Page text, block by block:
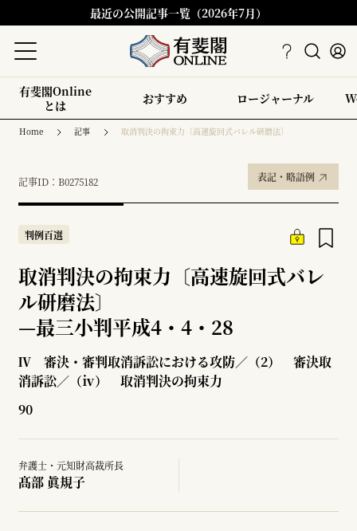
最近の公開記事一覧（2026年7月）
有斐閣Online
とは
おすすめ ロージャーナル
Home 記事 取消判決の拘束力〔高速旋回式バレル研磨法〕
記事ID：B0275182 表記・略語例
判例百選
取消判決の拘束力〔高速旋回式バレ
ル研磨法〕
—最三小判平成4・4・28
Ⅳ 審決・審判取消訴訟における攻防／（2） 審決取
消訴訟／（ⅳ） 取消判決の拘束力
90
弁護士・元知財高裁所長
髙部 眞規子